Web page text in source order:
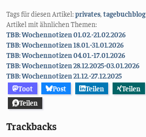
Tags für diesen Artikel:privates,tagebuchblog
Artikel mit ähnlichen Themen:
TBB: Wochennotizen 01.02.-21.02.2026
TBB: Wochennotizen 18.01.-31.01.2026
TBB: Wochennotizen 04.01.-17.01.2026
TBB: Wochennotizen 28.12.2025-03.01.2026
TBB: Wochennotizen 21.12.-27.12.2025
Toot
Post Teilen Teilen
Teilen
Trackbacks